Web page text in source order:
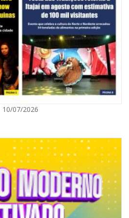
de ciclone-bomba no Sul do Brasil;
forma e quais os impactos no estado
10/07/2026